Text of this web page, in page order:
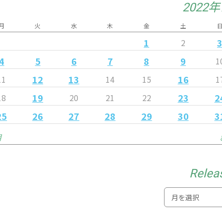
2022
火 水 木 金 土 日
1 2
3
5 6 7 8 9
12 13 14 15 16
19 20 21 22 23
26 27 28 29 30